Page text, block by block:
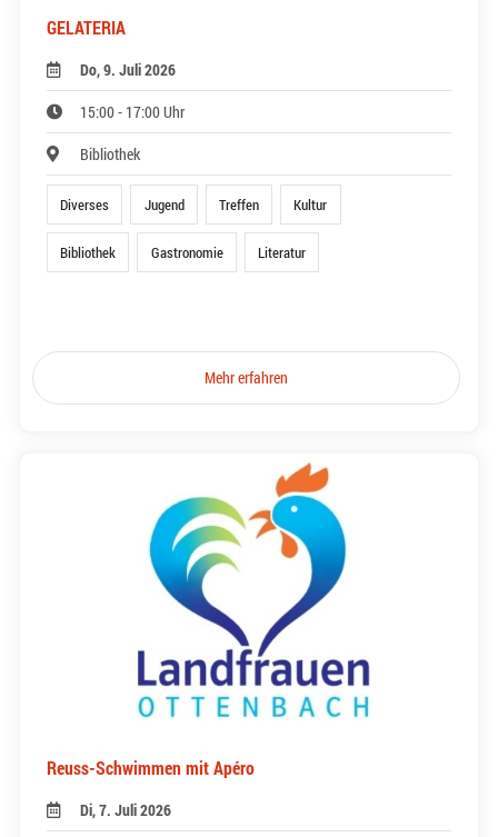
GELATERIA
Do, 9. Juli 2026
15:00 - 17:00 Uhr
Bibliothek
Diverses Jugend Treffen Kultur
Bibliothek Gastronomie Literatur
Mehr erfahren
Reuss-Schwimmen mit Apéro
Di, 7. Juli 2026